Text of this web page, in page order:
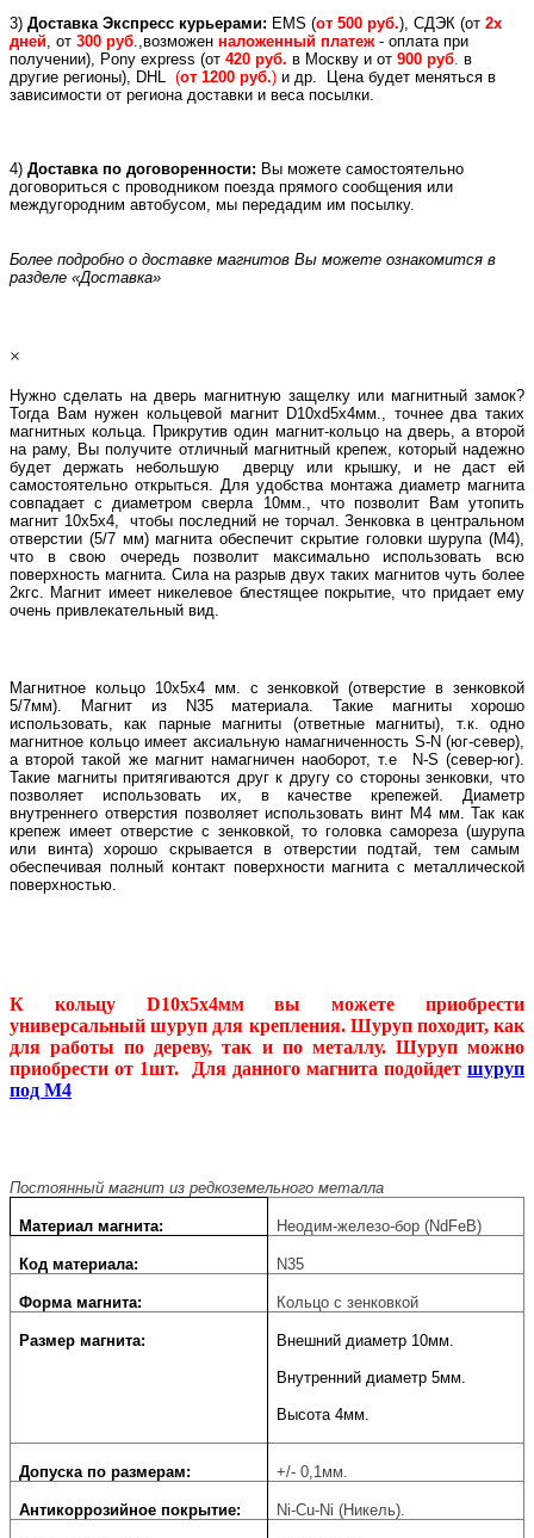
3) Доставка Экспресс курьерами: EMS (от 500 руб.), СДЭК (от 2х
дней, от 300 руб.,возможен наложенный платеж- оплата при
получении), Pony express (от 420 руб. в Москву и от 900 руб. в
другие регионы), DHL (от 1200 руб.) и др.
Цена будет меняться в
зависимости от региона доставки и веса посылки.
4) Доставка по договоренности: Вы можете самостоятельно
договориться с проводником поезда прямого сообщения или
междугородним автобусом, мы передадим им посылку.
Более подробно о доставке магнитов Вы можете ознакомится в
разделе «Доставка»
×
Нужно сделать на дверь магнитную защелку или магнитный замок?
Тогда Вам нужен кольцевой магнит D10хd5х4мм., точнее два таких
магнитных кольца. Прикрутив один магнит-кольцо на дверь, а второй
на раму, Вы получите отличный магнитный крепеж, который надежно
будет держать небольшую дверцу или крышку, и не даст ей
самостоятельно открыться. Для удобства монтажа диаметр магнита
совпадает с диаметром сверла 10мм., что позволит Вам утопить
магнит 10х5х4, чтобы последний не торчал. Зенковка в центральном
отверстии (5/7 мм) магнита обеспечит скрытие головки шурупа (М4),
что в свою очередь позволит максимально использовать всю
поверхность магнита. Сила на разрыв двух таких магнитов чуть более
2кгс. Магнит имеет никелевое блестящее покрытие, что придает ему
очень привлекательный вид.
Магнитное кольцо 10х5х4 мм. с зенковкой (отверстие в зенковкой
5/7мм). Магнит из N35 материала. Такие магниты хорошо
использовать, как парные магниты (ответные магниты), т.к. одно
магнитное кольцо имеет аксиальную намагниченность S-N (юг-север),
а второй такой же магнит намагничен наоборот, т.е N-S (север-юг).
Такие магниты притягиваются друг к другу со стороны зенковки, что
позволяет использовать их, в качестве крепежей. Диаметр
внутреннего отверстия позволяет использовать винт М4 мм. Так как
крепеж имеет отверстие с зенковкой, то головка самореза (шурупа
или винта) хорошо скрывается в отверстии подтай, тем самым
обеспечивая полный контакт поверхности магнита с металлической
поверхностью.
К кольцу D10x5x4мм вы можете приобрести
универсальный шуруп для крепления. Шуруп походит, как
для работы по дереву, так и по металлу. Шуруп можно
приобрести от 1шт. Для данного магнита подойдет шуруп
под М4
Постоянный магнит из редкоземельного металла
Материал магнита: Неодим-железо-бор (NdFeB)
Код материала: N35
Форма магнита: Кольцо с зенковкой
Размер магнита: Внешний диаметр 10мм.
Внутренний диаметр 5мм.
Высота 4мм.
Допуска по размерам: +/- 0,1мм.
Антикоррозийное покрытие: Ni-Cu-Ni (Никель).